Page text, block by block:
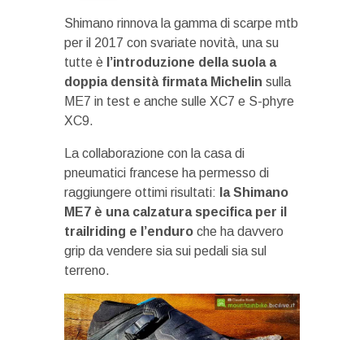
Shimano rinnova la gamma di scarpe mtb
per il 2017 con svariate novità, una su
tutte è l’introduzione della suola a
doppia densità firmata Michelin sulla
ME7 in test e anche sulle XC7 e S-phyre
XC9.
La collaborazione con la casa di
pneumatici francese ha permesso di
raggiungere ottimi risultati: la Shimano
ME7 è una calzatura specifica per il
trailriding e l’enduro che ha davvero
grip da vendere sia sui pedali sia sul
terreno.